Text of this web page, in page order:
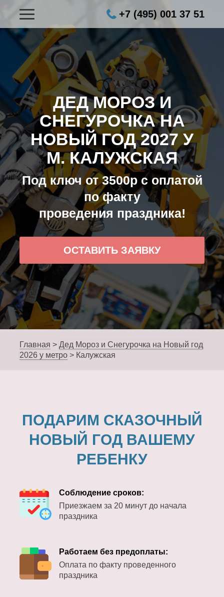
+7 (495) 001 37 51
ДЕД МОРОЗ И
СНЕГУРОЧКА НА
НОВЫЙ ГОД 2027 У
М. КАЛУЖСКАЯ
Под ключ от 3500р с оплатой
по факту
проведения праздника!
ОСТАВИТЬ ЗАЯВКУ
Главная > Дед Мороз и Снегурочка на Новый год
2026 у метро > Калужская
ПОДАРИМ СКАЗОЧНЫЙ
НОВЫЙ ГОД ВАШЕМУ
РЕБЕНКУ
Соблюдение сроков:
Приезжаем за 20 минут до начала
праздника
Работаем без предоплаты:
Оплата по факту проведенного
праздника